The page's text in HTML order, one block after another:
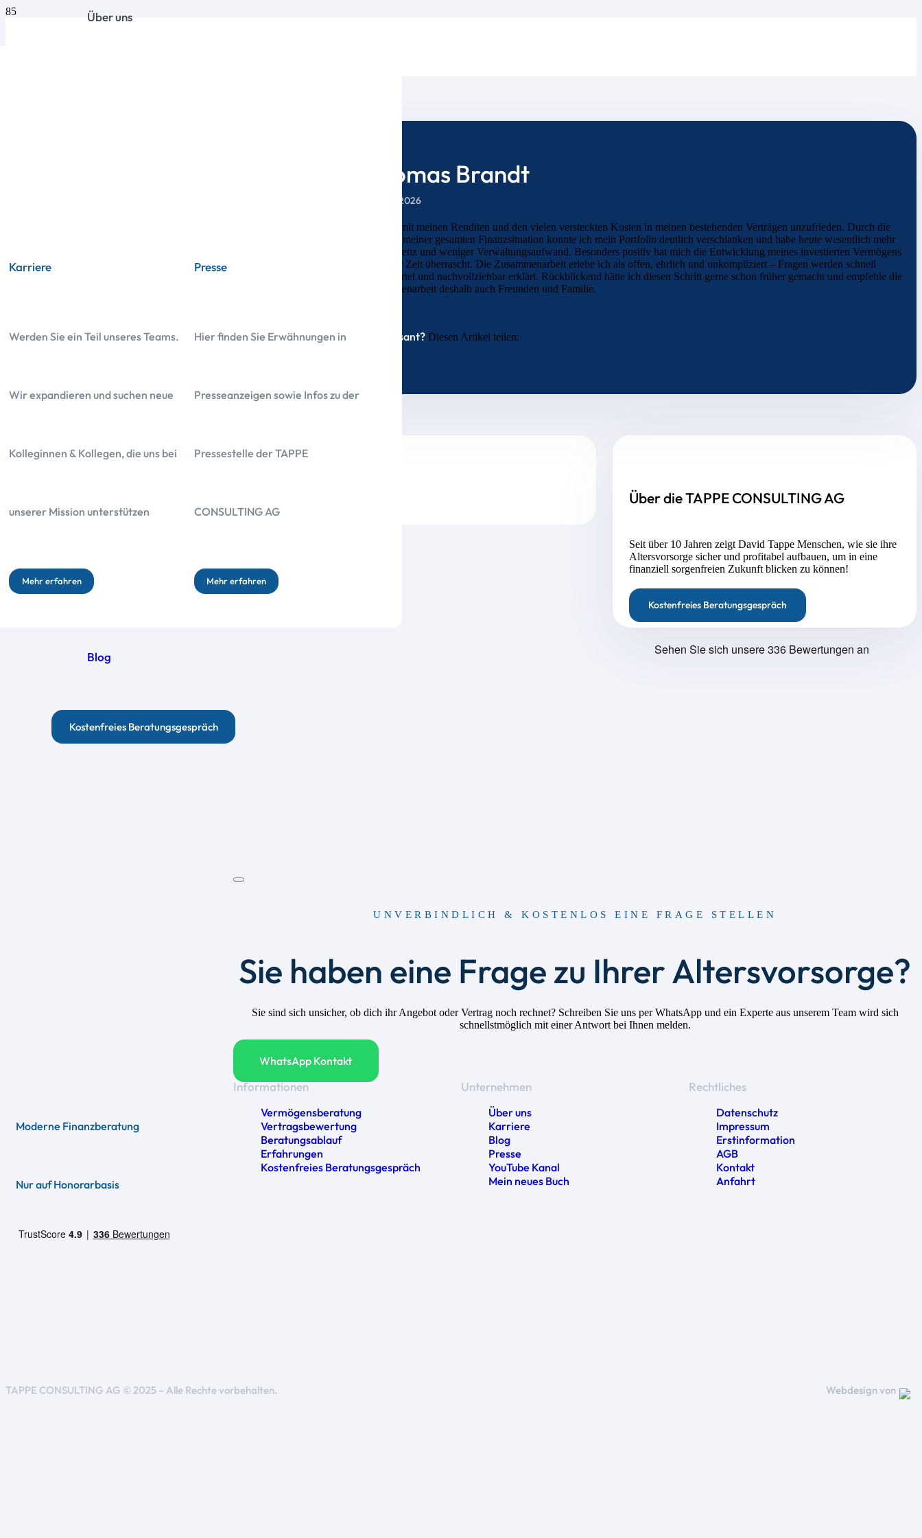
Über uns
Karriere
Werden Sie ein Teil unseres Teams.
Wir expandieren und suchen neue
Kolleginnen & Kollegen, die uns bei
unserer Mission unterstützen
Mehr erfahren
Presse
Hier finden Sie Erwähnungen in
Presseanzeigen sowie Infos zu der
Pressestelle der TAPPE
CONSULTING AG
Mehr erfahren
Blog
Kostenfreies Beratungsgespräch
Thomas Brandt
24. Juni 2026
Ich war mit meinen Renditen und den vielen versteckten Kosten in meinen bestehenden Verträgen unzufrieden. Durch die
Analyse meiner gesamten Finanzsituation konnte ich mein Portfolio deutlich verschlanken und habe heute wesentlich mehr
Transparenz und weniger Verwaltungsaufwand. Besonders positiv hat mich die Entwicklung meines investierten Vermögens
in kurzer Zeit überrascht. Die Zusammenarbeit erlebe ich als offen, ehrlich und unkompliziert – Fragen werden schnell
beantwortet und nachvollziehbar erklärt. Rückblickend hätte ich diesen Schritt gerne schon früher gemacht und empfehle die
Zusammenarbeit deshalb auch Freunden und Familie.
Interessant?Diesen Artikel teilen:
Über die TAPPE CONSULTING AG
Seit über 10 Jahren zeigt David Tappe Menschen, wie sie ihre
Altersvorsorge sicher und profitabel aufbauen, um in eine
finanziell sorgenfreien Zukunft blicken zu können!
Kostenfreies Beratungsgespräch
Moderne Finanzberatung
Nur auf Honorarbasis
UNVERBINDLICH & KOSTENLOS EINE FRAGE STELLEN
Sie haben eine Frage zu Ihrer Altersvorsorge?
Sie sind sich unsicher, ob dich ihr Angebot oder Vertrag noch rechnet? Schreiben Sie uns per WhatsApp und ein Experte aus unserem Team wird sich
schnellstmöglich mit einer Antwort bei Ihnen melden.
WhatsApp Kontakt
Informationen
Vermögensberatung
Vertragsbewertung
Beratungsablauf
Erfahrungen
Kostenfreies Beratungsgespräch
Unternehmen
Über uns
Karriere
Blog
Presse
YouTube Kanal
Mein neues Buch
Rechtliches
Datenschutz
Impressum
Erstinformation
AGB
Kontakt
Anfahrt
TAPPE CONSULTING AG © 2025 – Alle Rechte vorbehalten. Webdesign von